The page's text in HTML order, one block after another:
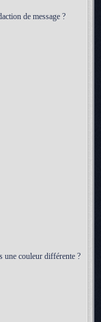
de message ?
une couleur différente ?